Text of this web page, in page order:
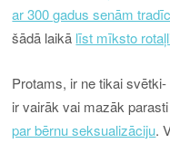
ar 300 gadus senām
šādā laikā līst mīksto
Protams, ir ne tikai
ir vairāk vai mazāk
par bērnu seksualizāciju.